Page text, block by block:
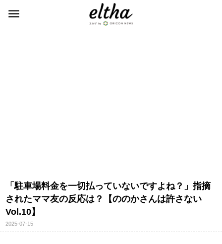
「駐車場料金を一切払っていないですよね？」指摘
されたママ友の反応は？【ののかさんは許さない
Vol.10】
2025-07-15